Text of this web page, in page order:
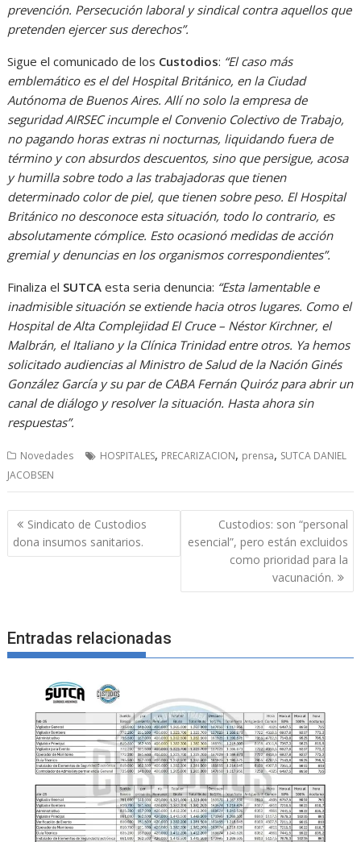
prevención. Persecución laboral y sindical contra aquellos que
pretenden ejercer sus derechos”.
Sigue el comunicado de los Custodios: “El caso más
emblemático es el del Hospital Británico, en la Ciudad
Autónoma de Buenos Aires. Allí no solo la empresa de
seguridad AIRSEC incumple el Convenio Colectivo de Trabajo,
no pagando horas extras ni nocturnas, liquidando fuera de
término y con absurdos descuentos, sino que persigue, acosa
y humilla sobre todo a las trabajadoras que tienen
determinado color de piel, que tienen sobre peso. El Hospital
Británico no desconoce esta situación, todo lo contrario, es
absolutamente cómplice. Esto ocasionó medidas de acción
gremial y denuncias en los organismos correspondientes”.
Finaliza el SUTCA esta seria denuncia: “Esta lamentable e
inadmisible situación se extiende hacia otros lugares. Como el
Hospital de Alta Complejidad El Cruce – Néstor Kirchner, el
Malbrán, el Italiano y la Clínica Trinidad entre otros. Ya hemos
solicitado audiencias al Ministro de Salud de la Nación Ginés
González García y su par de CABA Fernán Quiróz para abrir un
canal de diálogo y resolver la situación. Hasta ahora sin
respuestas”.
Novedades HOSPITALES, PRECARIZACION, prensa, SUTCA DANIEL
JACOBSEN
Navegación
de
entradas
Sindicato de Custodios
dona insumos sanitarios.
Custodios: son “personal
esencial”, pero están excluidos
como prioridad para la
vacunación.
Entradas relacionadas